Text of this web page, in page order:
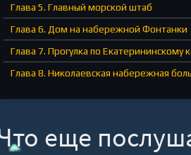
Глава 5. Главный морской штаб
Глава 6. Дом на набережной Фонтанки
Глава 7. Прогулка по Екатерининскому
Глава 8. Николаевская набережная
Глава 11. До Калашниковской
еще